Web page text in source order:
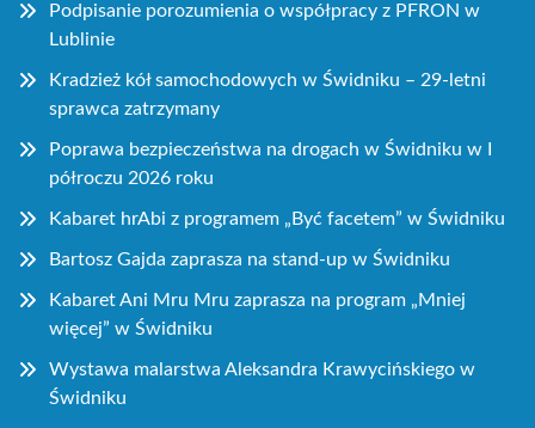
Podpisanie porozumienia o współpracy z PFRON w
Lublinie
Kradzież kół samochodowych w Świdniku – 29-letni
sprawca zatrzymany
Poprawa bezpieczeństwa na drogach w Świdniku w I
półroczu 2026 roku
Kabaret hrAbi z programem „Być facetem” w Świdniku
Bartosz Gajda zaprasza na stand-up w Świdniku
Kabaret Ani Mru Mru zaprasza na program „Mniej
więcej” w Świdniku
Wystawa malarstwa Aleksandra Krawycińskiego w
Świdniku